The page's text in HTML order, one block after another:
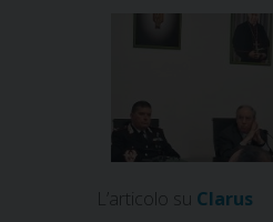
L’articolo su Clarus